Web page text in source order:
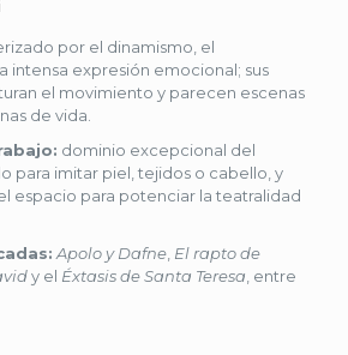
por el dinamismo, el
intensa expresión emocional; sus
el movimiento y parecen escenas
de vida.
dominio excepcional del
para imitar piel, tejidos o cabello, y
espacio para potenciar la teatralidad
Apolo y Dafne El rapto de
y el Éxtasis de Santa Teresa , entre